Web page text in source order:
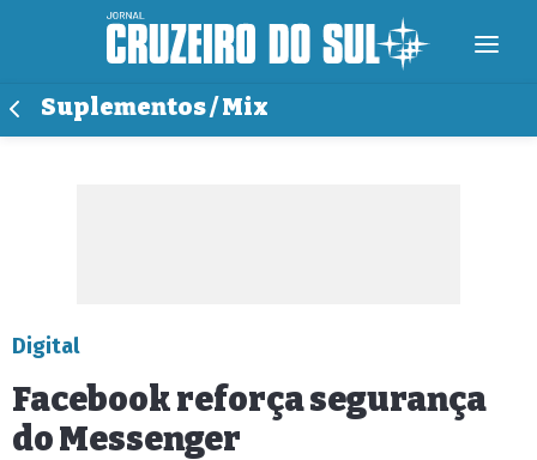
Suplementos / Mix
Digital
Facebook reforça segurança
do Messenger